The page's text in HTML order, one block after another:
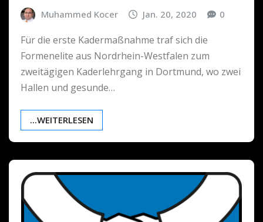
Muhammed Kocer Jan. 20, 2020 0
Für die erste Kadermaßnahme traf sich die
Formenelite aus Nordrhein-Westfalen zum
zweitägigen Kaderlehrgang in Dortmund, wo zwei
Hallen und gesunde…
...WEITERLESEN